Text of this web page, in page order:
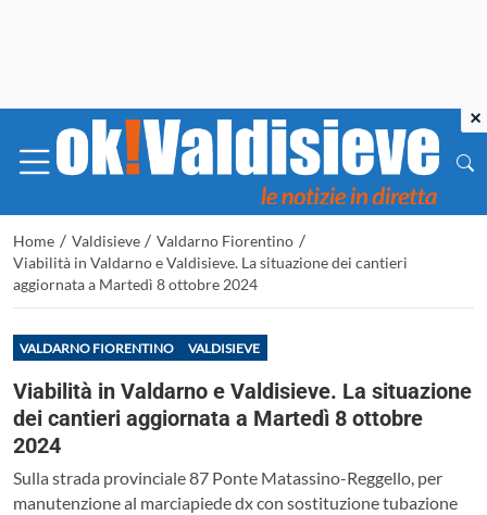
Home / Valdisieve / Valdarno Fiorentino /
Viabilità in Valdarno e Valdisieve. La situazione dei cantieri
aggiornata a Martedì 8 ottobre 2024
VALDARNO FIORENTINO VALDISIEVE
Viabilità in Valdarno e Valdisieve. La situazione
dei cantieri aggiornata a Martedì 8 ottobre
2024
Sulla strada provinciale 87 Ponte Matassino-Reggello, per
manutenzione al marciapiede dx con sostituzione tubazione
×